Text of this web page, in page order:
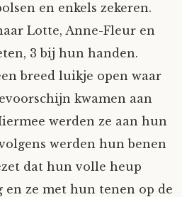
en enkels zekeren.
Lotte, Anne-Fleur en
3 bij hun handen.
breed luikje open waar
kwamen aan
werden ze aan hun
werden hun benen
dat hun volle heup
en ze met hun tenen op de